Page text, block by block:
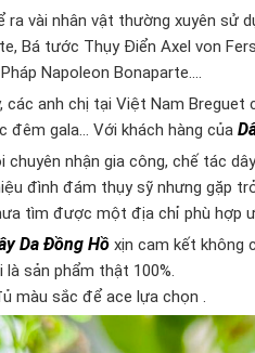
ra vài nhân vật thường xuyên sử
Bá tước Thụy Điển Axel von
Napoleon Bonaparte….
các anh chị tại Việt Nam
đêm gala… Với khách hàng của
chuyên nhận gia công, chế tác
đình đám thụy sỹ nhưng gặp
tìm được một địa chỉ phù hợp
Da Đồng Hồ xịn cam kết không
là sản phẩm thật 100%.
màu sắc để ace lựa chọn .